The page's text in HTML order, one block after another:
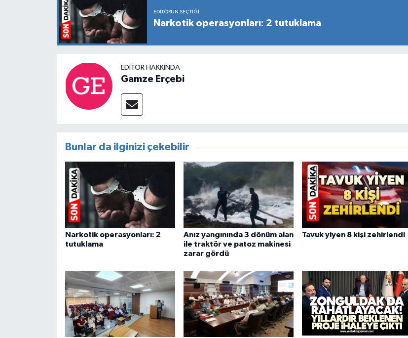
EDITÖRÜN SEÇTIĞI
Narkotik operasyonları: 2 tutuklama
EDITÖR HAKKINDA
Gamze Erçebi
Bunlar da ilginizi çekebilir
Narkotik operasyonları: 2
tutuklama
Anız yangınında 3 dönüm alan
ile traktör ve patoz makinesi
zarar gördü
Tavuk yiyen 8 kişi zehirlendi